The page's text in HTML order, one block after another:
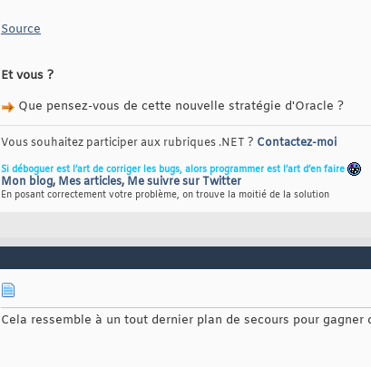
Source
Et vous ?
Que pensez-vous de cette nouvelle stratégie d'Oracle ?
Vous souhaitez participer aux rubriques .NET ? Contactez-moi
Si déboguer est l’art de corriger les bugs, alors programmer est l’art d’en faire
Mon blog, Mes articles, Me suivre sur Twitter
En posant correctement votre problème, on trouve la moitié de la solution
Cela ressemble à un tout dernier plan de secours pour